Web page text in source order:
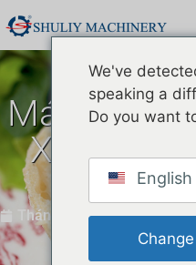
Máy tách
XC-C9A
Thán 2 24, 2023
We've
speaking a
Do you want
English